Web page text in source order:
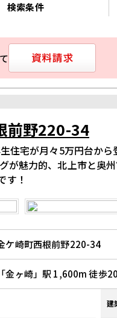
検索条件
前野220-34
住宅が月々5万円台から
が魅力的、北上市と奥
す！
ケ崎町西根前野220-34
金ヶ崎」駅 1,600m 徒歩
建